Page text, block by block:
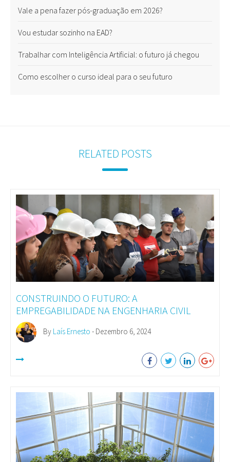
Vale a pena fazer pós-graduação em 2026?
Vou estudar sozinho na EAD?
Trabalhar com Inteligência Artificial: o futuro já chegou
Como escolher o curso ideal para o seu futuro
RELATED POSTS
CONSTRUINDO O FUTURO: A
EMPREGABILIDADE NA ENGENHARIA CIVIL
By Laís Ernesto - Dezembro 6, 2024